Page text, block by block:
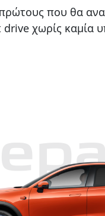
που θα
drive χωρίς καμία